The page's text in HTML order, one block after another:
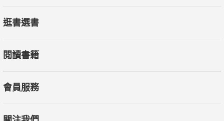
發現自己或許終將一無所有……
逛書選書
閱讀書籍
會員服務